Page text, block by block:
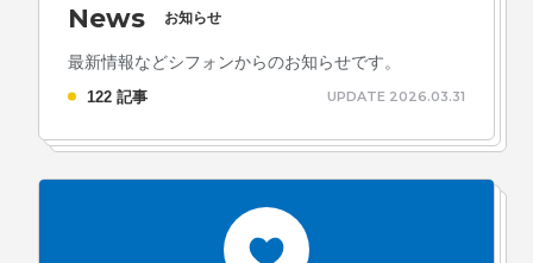
News お知らせ
最新情報などシフォンからのお知らせです。
122 記事 UPDATE 2026.03.31